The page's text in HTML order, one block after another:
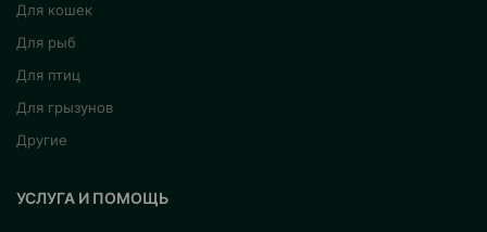
Для кошек
Для рыб
Для птиц
Для грызунов
Другие
УСЛУГА И ПОМОЩЬ